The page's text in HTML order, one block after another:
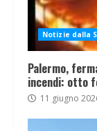
Notizie dalla
Palermo,
incendi: otto
11 giugno